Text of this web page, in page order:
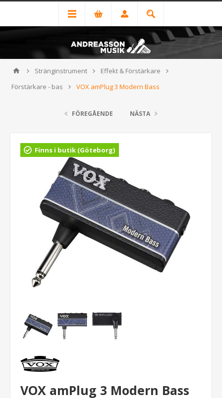
Stränginstrument
Effekt & Förstärkare
Förstärkare - bas
VOX amPlug 3 Modern Bass
FÖREGÅENDE NÄSTA
Finns i butik (Göteborg)
VOX amPlug 3 Modern Bass